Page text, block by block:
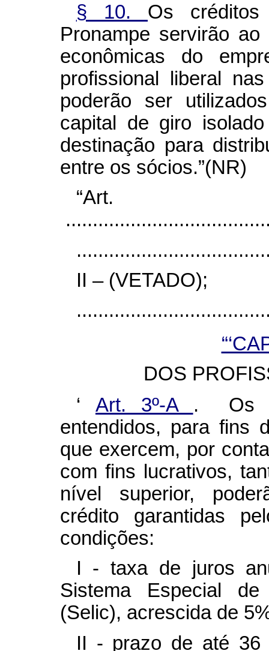
§ 10. Os
Pronampe servirão
econômicas do
profissional liberal
poderão ser
capital de giro
destinação para
entre os sócios.”(NR)
II – (VETADO);
DOS
‘ Art. 3º-A . Os
entendidos, para fins
que exercem, por
com fins lucrativos,
nível superior,
crédito garantidas
condições:
I - taxa de juros
Sistema Especial
(Selic), acrescida de
II - prazo de até 36